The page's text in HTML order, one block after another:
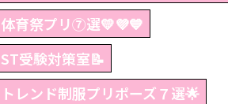
体育祭プリ⑦選💛💜💙
ST受験対策室📝
トレンド制服プリポーズ７選🌟